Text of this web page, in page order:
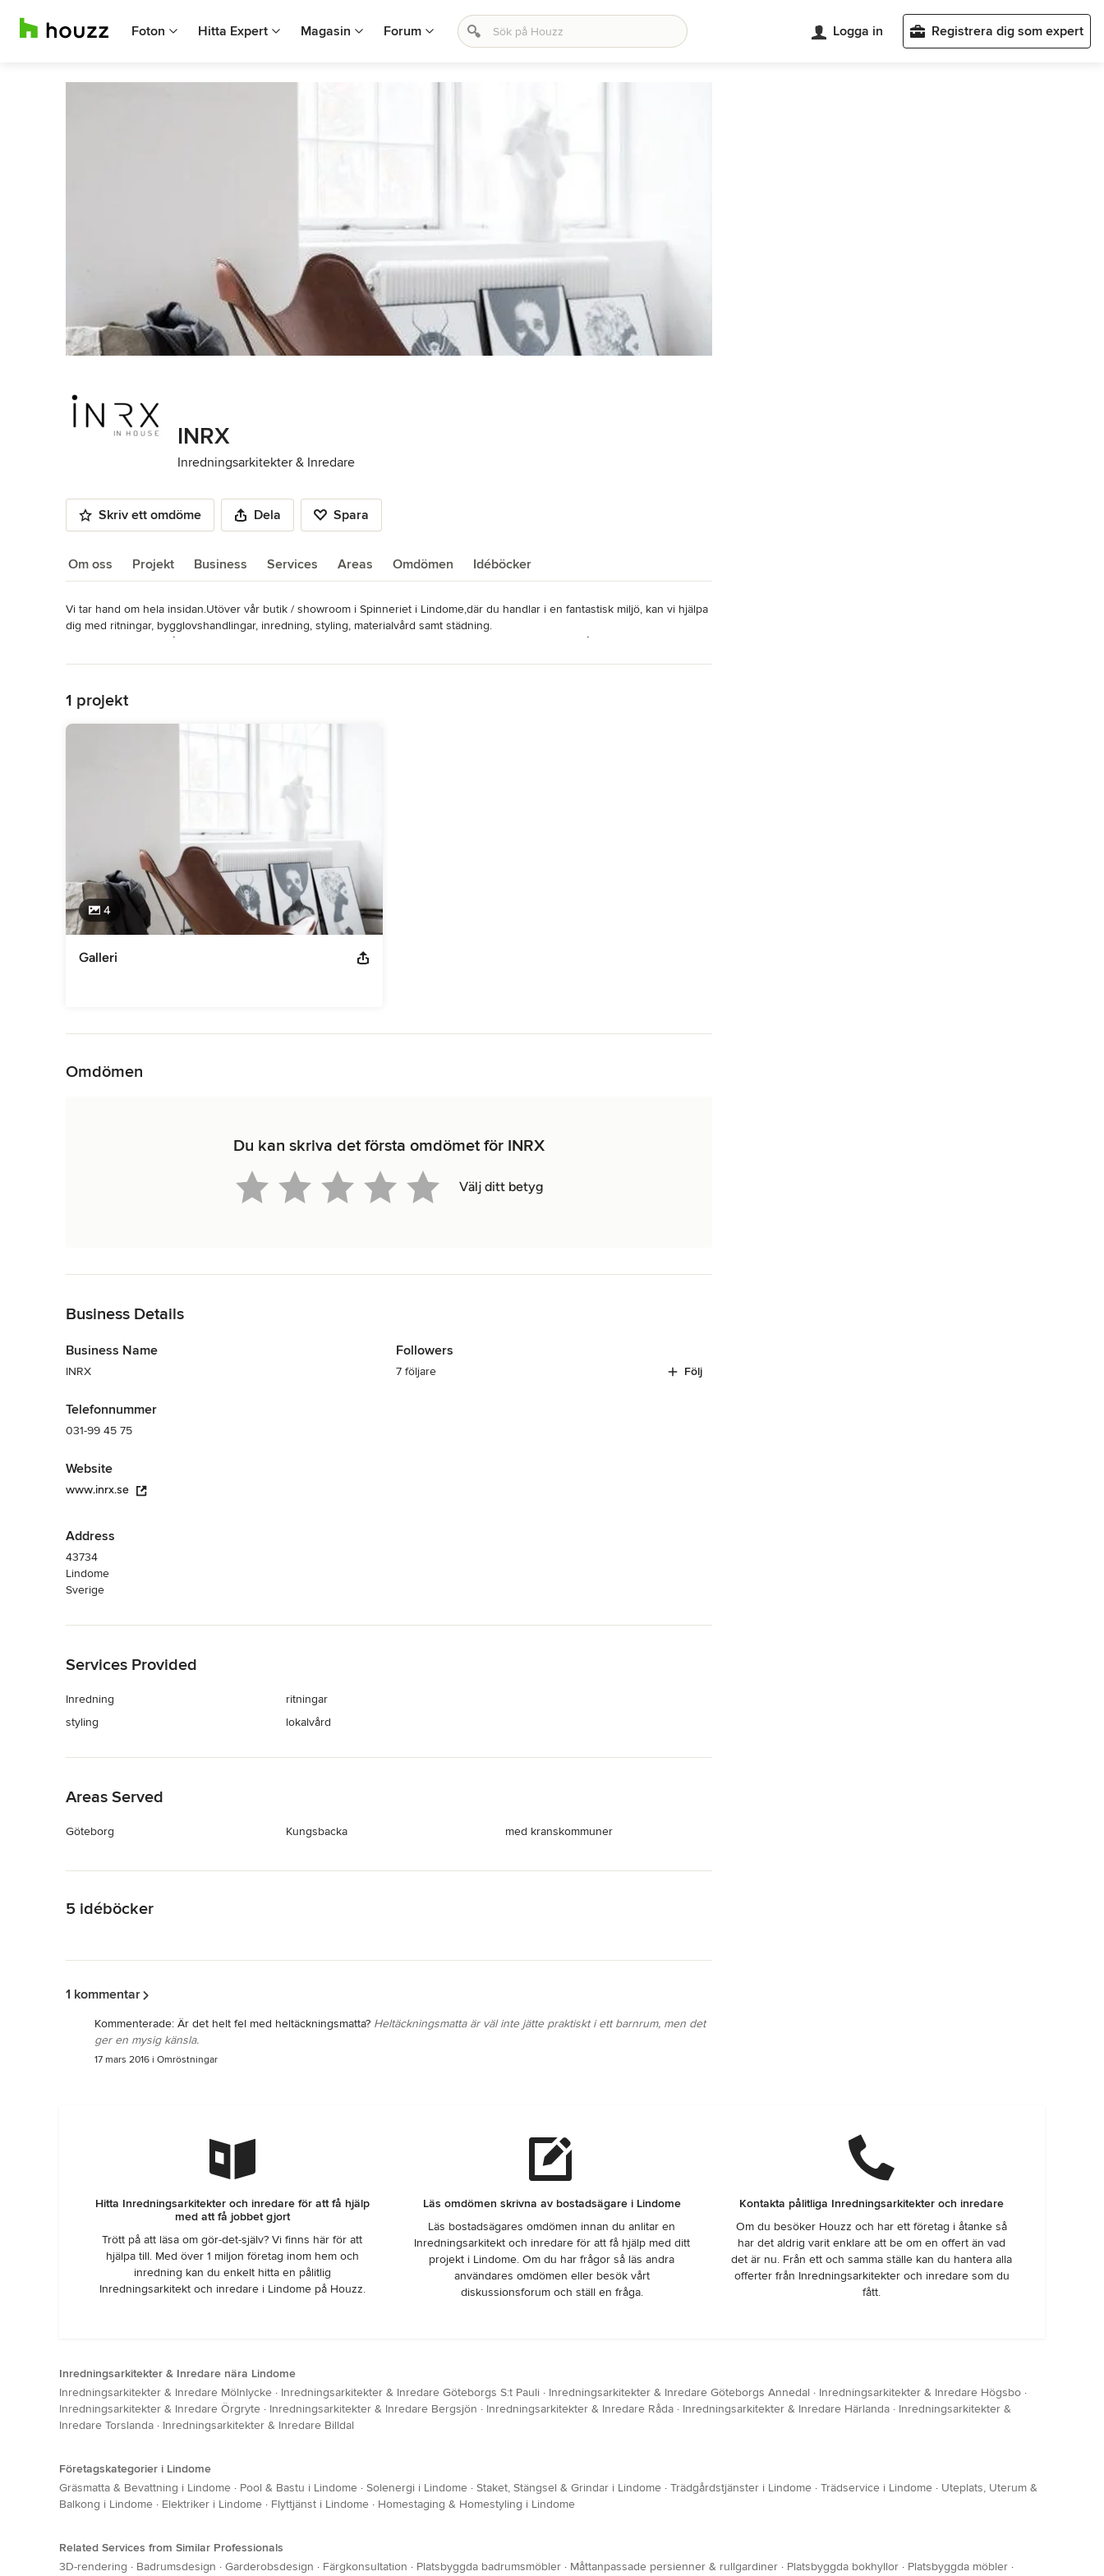
Foton Hitta Expert Magasin Forum Logga in Registrera dig som expert
INRX
Inredningsarkitekter & Inredare
Skriv ett omdöme Dela Spara
Om oss Projekt Business Services Areas Omdömen Idéböcker
Om oss
Vi tar hand om hela insidan.Utöver vår butik / showroom i Spinneriet i Lindome,där du handlar i en fantastisk miljö, kan vi hjälpa
dig med ritningar, bygglovshandlingar, inredning, styling, materialvård samt städning.
Vi arbetar med allt ifrån det enskilda rummet hos privatpersoner till helhetslösningar för större projekt åt företag och offentliga
Kategori
1 projekt
4
Galleri
Omdömen
Du kan skriva det första omdömet för INRX
Välj ditt betyg
Business Details
Business Name
INRX
Telefonnummer
031-99 45 75
Website
www.inrx.se
Address
43734
Lindome
Sverige
Followers
7 följare Följ
Services Provided
Inredning
styling
ritningar
lokalvård
Areas Served
Göteborg Kungsbacka med kranskommuner
5 idéböcker
1 kommentar
Kommenterade: Är det helt fel med heltäckningsmatta? Heltäckningsmatta är väl inte jätte praktiskt i ett barnrum, men det
ger en mysig känsla.
17 mars 2016 i Omröstningar
Hitta Inredningsarkitekter och inredare för att få hjälp
med att få jobbet gjort
Trött på att läsa om gör-det-själv? Vi finns här för att
hjälpa till. Med över 1 miljon företag inom hem och
inredning kan du enkelt hitta en pålitlig
Inredningsarkitekt och inredare i Lindome på Houzz.
Läs omdömen skrivna av bostadsägare i Lindome
Läs bostadsägares omdömen innan du anlitar en
Inredningsarkitekt och inredare för att få hjälp med ditt
projekt i Lindome. Om du har frågor så läs andra
användares omdömen eller besök vårt
diskussionsforum och ställ en fråga.
Kontakta pålitliga Inredningsarkitekter och inredare
Om du besöker Houzz och har ett företag i åtanke så
har det aldrig varit enklare att be om en offert än vad
det är nu. Från ett och samma ställe kan du hantera alla
offerter från Inredningsarkitekter och inredare som du
fått.
Inredningsarkitekter & Inredare nära Lindome
Inredningsarkitekter & Inredare Mölnlycke · Inredningsarkitekter & Inredare Göteborgs S:t Pauli · Inredningsarkitekter & Inredare Göteborgs Annedal · Inredningsarkitekter & Inredare Högsbo ·
Inredningsarkitekter & Inredare Örgryte · Inredningsarkitekter & Inredare Bergsjön · Inredningsarkitekter & Inredare Råda · Inredningsarkitekter & Inredare Härlanda · Inredningsarkitekter &
Inredare Torslanda · Inredningsarkitekter & Inredare Billdal
Företagskategorier i Lindome
Gräsmatta & Bevattning i Lindome · Pool & Bastu i Lindome · Solenergi i Lindome · Staket, Stängsel & Grindar i Lindome · Trädgårdstjänster i Lindome · Trädservice i Lindome · Uteplats, Uterum &
Balkong i Lindome · Elektriker i Lindome · Flyttjänst i Lindome · Homestaging & Homestyling i Lindome
Related Services from Similar Professionals
3D-rendering · Badrumsdesign · Garderobsdesign · Färgkonsultation · Platsbyggda badrumsmöbler · Måttanpassade persienner & rullgardiner · Platsbyggda bokhyllor · Platsbyggda möbler ·